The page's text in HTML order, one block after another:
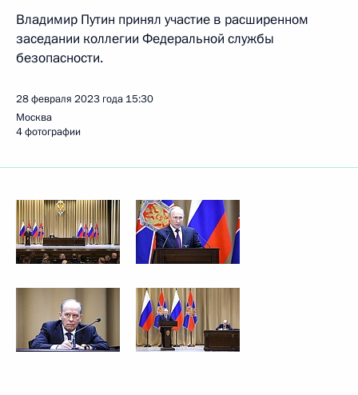
Владимир Путин принял участие в расширенном
заседании коллегии Федеральной службы
безопасности.
28 февраля 2023 года 15:30
Москва
4 фотографии